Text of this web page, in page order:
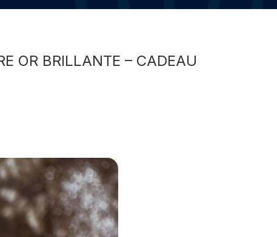
OR BRILLANTE – CADEAU